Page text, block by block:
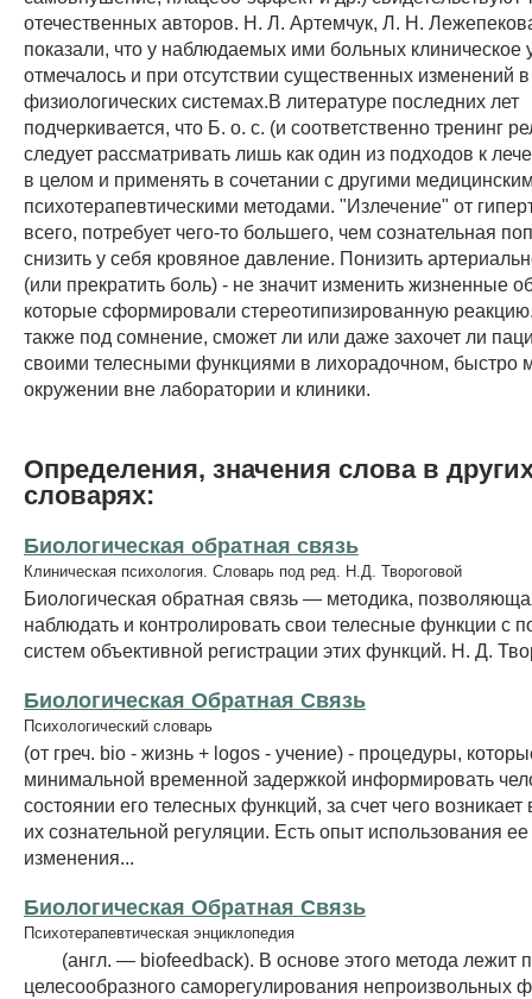
отечественных авторов. Н. Л. Артемчук, Л. Н.
показали, что у наблюдаемых ими больных клиническое
отмечалось и при отсутствии существенных изменений
физиологических системах.В литературе последних лет
подчеркивается, что Б. о. с. (и соответственно тренинг
следует рассматривать лишь как один из подходов к
в целом и применять в сочетании с другими
психотерапевтическими методами. "Излечение" от
всего, потребует чего-то большего, чем сознательная
снизить у себя кровяное давление. Понизить
(или прекратить боль) - не значит изменить жизненные
которые сформировали стереотипизированную
также под сомнение, сможет ли или даже захочет ли
своими телесными функциями в лихорадочном,
окружении вне лаборатории и клиники.
Определения, значения слова в
словарях:
Биологическая обратная связь
Клиническая психология. Словарь под ред. Н.Д. Твороговой
Биологическая обратная связь — методика,
наблюдать и контролировать свои телесные функции с
систем объективной регистрации этих функций. Н. Д.
Биологическая Обратная Связь
Психологический словарь
(от греч. biо - жизнь + logos - учение) - процедуры,
минимальной временной задержкой информировать
состоянии его телесных функций, за счет чего
их сознательной регуляции. Есть опыт использования
изменения...
Биологическая Обратная Связь
Психотерапевтическая энциклопедия
(англ. — biofeedback). В основе этого метода лежит
целесообразного саморегулирования непроизвольных